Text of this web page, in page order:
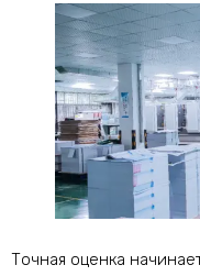
Точная оценка